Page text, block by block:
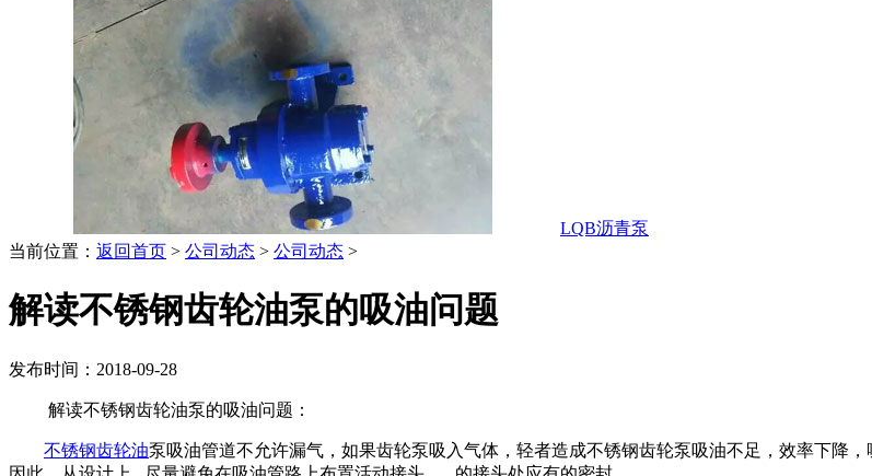
LQB沥青泵
当前位置： 返回首页 > 公司动态 > 公司动态 >
解读不锈钢齿轮油泵的吸油问题
发布时间：2018-09-28
解读不锈钢齿轮油泵的吸油问题：
不锈钢齿轮油泵吸油管道不允许漏气，如果齿轮泵吸入气体，轻者造成不锈钢齿轮泵吸油不足，效率下降